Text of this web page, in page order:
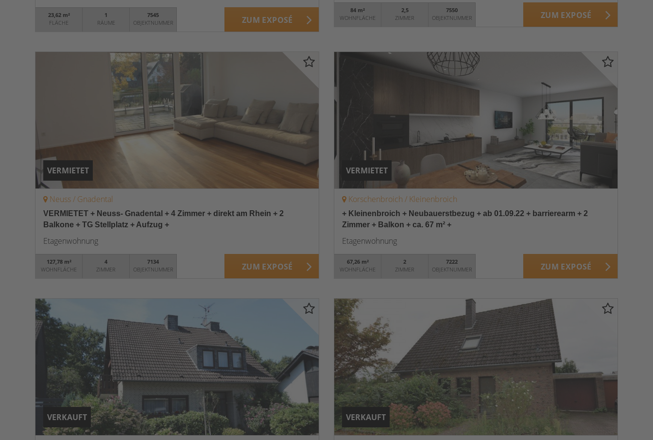
23,62 m²
FLÄCHE
1
RÄUME
7545
OBJEKTNUMMER
ZUM EXPOSÉ
84 m²
WOHNFLÄCHE
2,5
ZIMMER
7550
OBJEKTNUMMER
ZUM EXPOSÉ
VERMIETET
Neuss / Gnadental
VERMIETET + Neuss- Gnadental + 4 Zimmer + direkt am Rhein + 2
Balkone + TG Stellplatz + Aufzug +
Etagenwohnung
127,78 m²
WOHNFLÄCHE
4
ZIMMER
7134
OBJEKTNUMMER
ZUM EXPOSÉ
VERMIETET
Korschenbroich / Kleinenbroich
+ Kleinenbroich + Neubauerstbezug + ab 01.09.22 + barrierearm + 2
Zimmer + Balkon + ca. 67 m² +
Etagenwohnung
67,26 m²
WOHNFLÄCHE
2
ZIMMER
7222
OBJEKTNUMMER
ZUM EXPOSÉ
VERKAUFT VERKAUFT